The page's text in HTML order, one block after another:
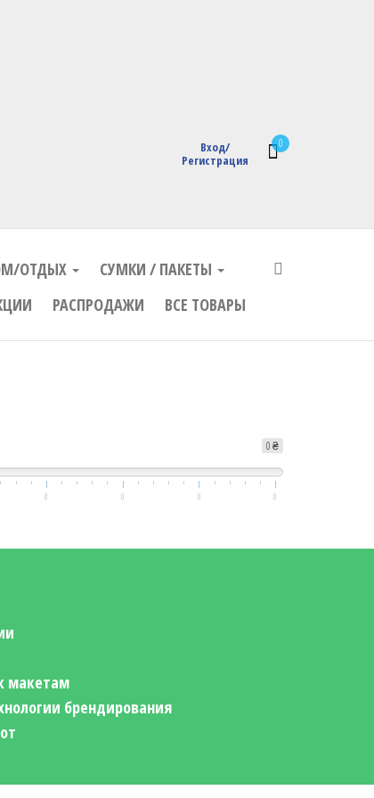
0
Вход/
Регистрация
ОТДЫХ
СУМКИ / ПАКЕТЫ
РАСПРОДАЖИ ВСЕ ТОВАРЫ
0 ₴
0 0 0 0
макетам
брендирования